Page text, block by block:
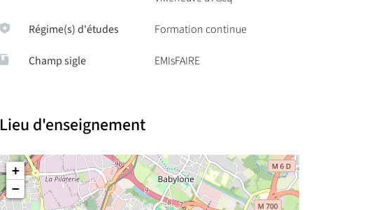
Régime(s) d'études Formation continue
Champ sigle EMIsFAIRE
Lieu d'enseignement
+
−